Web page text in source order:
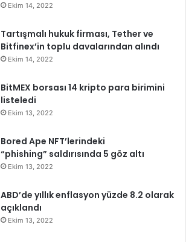
Ekim 14, 2022
Tartışmalı hukuk firması, Tether ve
Bitfinex’in toplu davalarından alındı
Ekim 14, 2022
BitMEX borsası 14 kripto para birimini
listeledi
Ekim 13, 2022
Bored Ape NFT’lerindeki
“phishing” saldırısında 5 göz altı
Ekim 13, 2022
ABD’de yıllık enflasyon yüzde 8.2 olarak
açıklandı
Ekim 13, 2022